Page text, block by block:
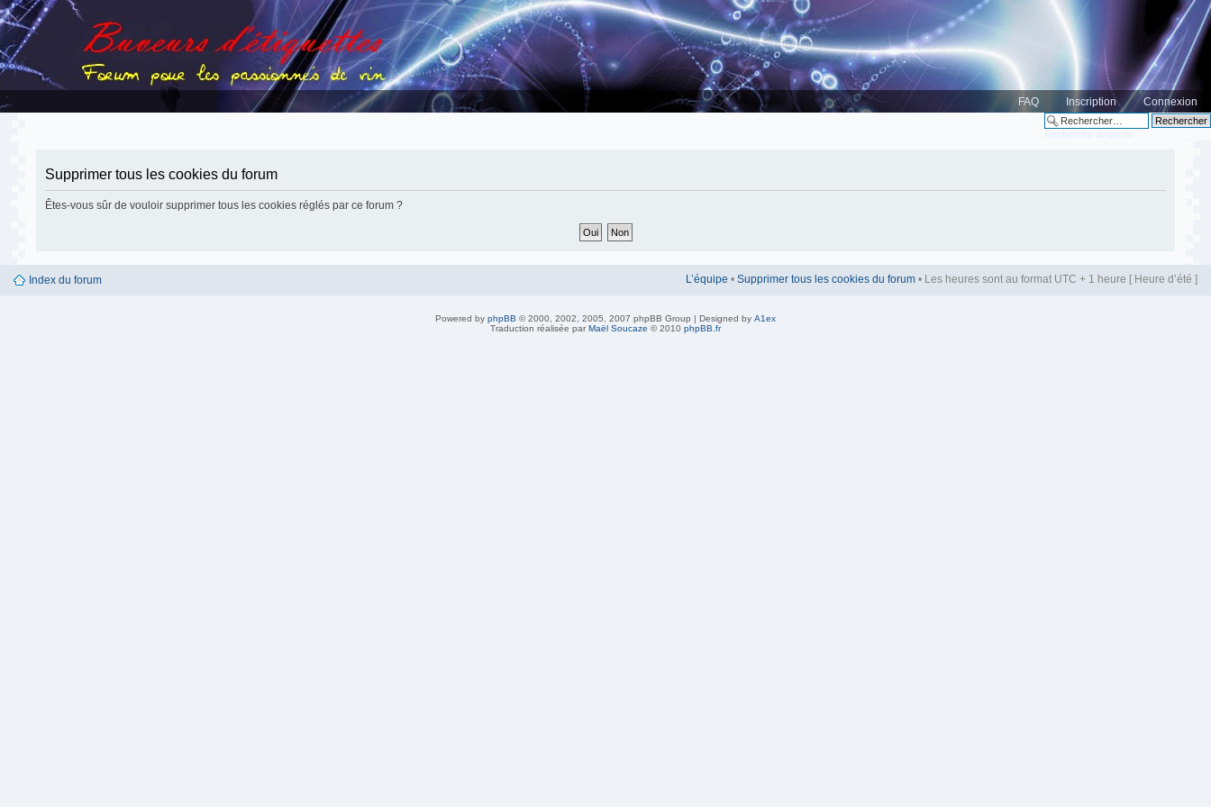
FAQ Inscription Connexion
Recherche avancée
Supprimer tous les cookies du forum
Êtes-vous sûr de vouloir supprimer tous les cookies réglés par ce forum ?
Index du forum L’équipe • Supprimer tous les cookies du forum • Les heures sont au format UTC + 1 heure [ Heure d’été ]
Powered by phpBB © 2000, 2002, 2005, 2007 phpBB Group | Designed by A1ex
Traduction réalisée par Maël Soucaze © 2010 phpBB.fr